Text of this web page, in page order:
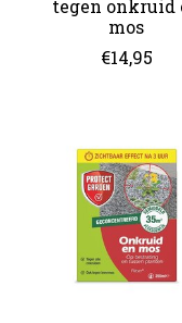
tegen onkruid
mos
€14,95